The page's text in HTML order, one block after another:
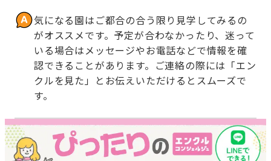
気になる園はご都合の合う限り見学してみるの
がオススメです。予定が合わなかったり、迷って
いる場合はメッセージやお電話などで情報を確
認できることがあります。ご連絡の際には「エン
クルを見た」とお伝えいただけるとスムーズで
す。